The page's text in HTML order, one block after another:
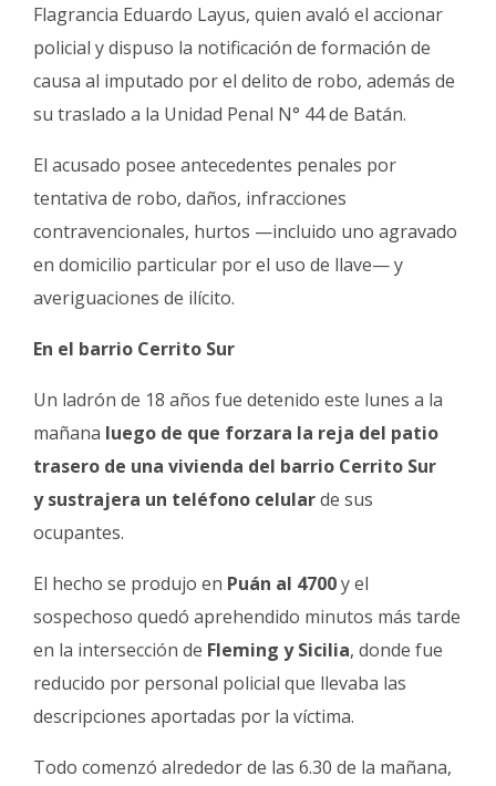
Flagrancia Eduardo Layus, quien avaló el accionar
policial y dispuso la notificación de formación de
causa al imputado por el delito de robo, además de
su traslado a la Unidad Penal N° 44 de Batán.
El acusado posee antecedentes penales por
tentativa de robo, daños, infracciones
contravencionales, hurtos —incluido uno agravado
en domicilio particular por el uso de llave— y
averiguaciones de ilícito.
En el barrio Cerrito Sur
Un ladrón de 18 años fue detenido este lunes a la
mañana luego de que forzara la reja del patio
trasero de una vivienda del barrio Cerrito Sur
y sustrajera un teléfono celularde sus
ocupantes.
El hecho se produjo en Puán al 4700y el
sospechoso quedó aprehendido minutos más tarde
en la intersección de Fleming y Sicilia, donde fue
reducido por personal policial que llevaba las
descripciones aportadas por la víctima.
Todo comenzó alrededor de las 6.30 de la mañana,